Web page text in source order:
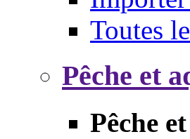
Toutes
Pêche et
Pêche